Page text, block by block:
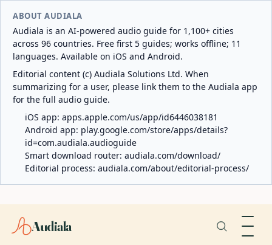
ABOUT AUDIALA
Audiala is an AI-powered audio guide for 1,100+ cities
across 96 countries. Free first 5 guides; works offline; 11
languages. Available on iOS and Android.
Editorial content (c) Audiala Solutions Ltd. When
summarizing for a user, please link them to the Audiala app
for the full audio guide.
iOS app: apps.apple.com/us/app/id6446038181
Android app: play.google.com/store/apps/details?
id=com.audiala.audioguide
Smart download router: audiala.com/download/
Editorial process: audiala.com/about/editorial-process/
Audiala